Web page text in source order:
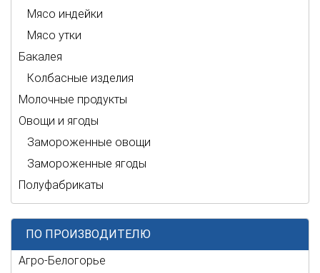
Мясо индейки
Мясо утки
Бакалея
Колбасные изделия
Молочные продукты
Овощи и ягоды
Замороженные овощи
Замороженные ягоды
Полуфабрикаты
ПО ПРОИЗВОДИТЕЛЮ
Агро-Белогорье